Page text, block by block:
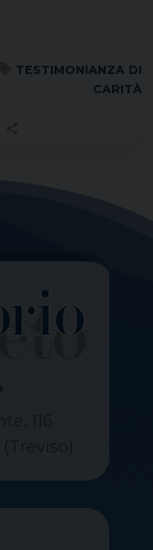
TESTIMONIANZA DI
CARITÀ